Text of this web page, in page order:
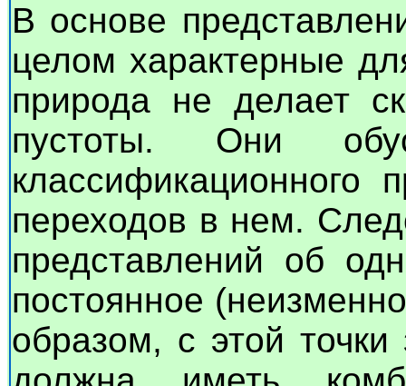
В основе
целом характерные
природа не делает
пустоты. Они
классификационного
переходов в нем.
представлений об
постоянное
образом, с этой